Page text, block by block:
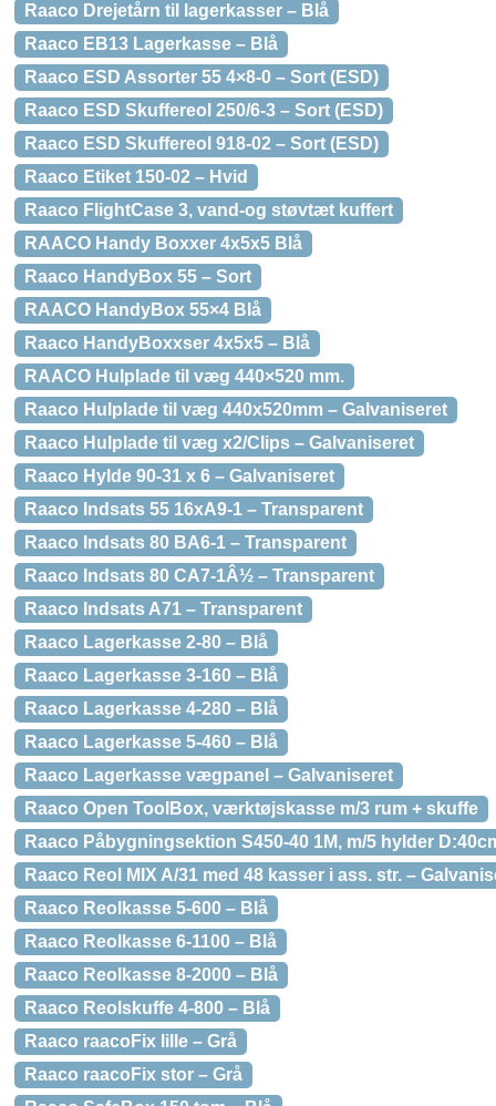
Raaco Drejetårn til lagerkasser – Blå
Raaco EB13 Lagerkasse – Blå
Raaco ESD Assorter 55 4×8-0 – Sort (ESD)
Raaco ESD Skuffereol 250/6-3 – Sort (ESD)
Raaco ESD Skuffereol 918-02 – Sort (ESD)
Raaco Etiket 150-02 – Hvid
Raaco FlightCase 3, vand-og støvtæt kuffert
RAACO Handy Boxxer 4x5x5 Blå
Raaco HandyBox 55 – Sort
RAACO HandyBox 55×4 Blå
Raaco HandyBoxxser 4x5x5 – Blå
RAACO Hulplade til væg 440×520 mm.
Raaco Hulplade til væg 440x520mm – Galvaniseret
Raaco Hulplade til væg x2/Clips – Galvaniseret
Raaco Hylde 90-31 x 6 – Galvaniseret
Raaco Indsats 55 16xA9-1 – Transparent
Raaco Indsats 80 BA6-1 – Transparent
Raaco Indsats 80 CA7-1Â½ – Transparent
Raaco Indsats A71 – Transparent
Raaco Lagerkasse 2-80 – Blå
Raaco Lagerkasse 3-160 – Blå
Raaco Lagerkasse 4-280 – Blå
Raaco Lagerkasse 5-460 – Blå
Raaco Lagerkasse vægpanel – Galvaniseret
Raaco Open ToolBox, værktøjskasse m/3 rum + skuffe
Raaco Påbygningsektion S450-40 1M, m/5 hylder
Raaco Reol MIX A/31 med 48 kasser i ass. str. –
Raaco Reolkasse 5-600 – Blå
Raaco Reolkasse 6-1100 – Blå
Raaco Reolkasse 8-2000 – Blå
Raaco Reolskuffe 4-800 – Blå
Raaco raacoFix lille – Grå
Raaco raacoFix stor – Grå